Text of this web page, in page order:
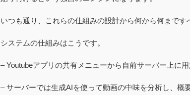
いつも通り、これらの仕組みの設計から何から何まです
システムの仕組みはこうです。
– Youtubeアプリの共有メニューから自前サーバー上に用
– サーバーでは生成AIを使って動画の中味を分析し、概